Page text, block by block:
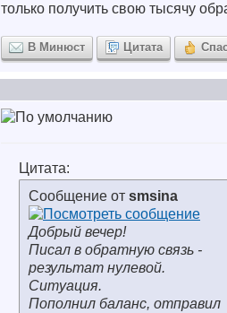
только получить свою тысячу
В Минюст Цитата
Цитата:
Сообщение от smsina
Добрый вечер!
Писал в обратную связь -
результат нулевой.
Ситуация.
Пополнил баланс, отправил